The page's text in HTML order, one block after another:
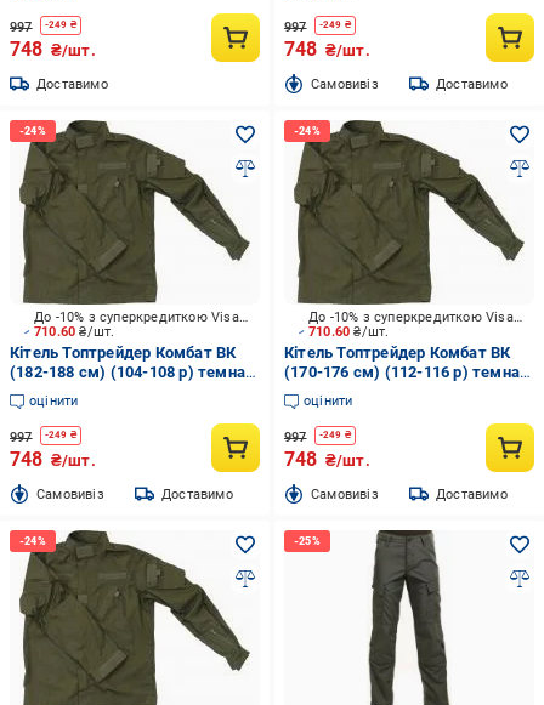
997 -249 ₴
748 ₴/шт.
Доставимо
997 -249 ₴
748 ₴/шт.
Cамовивіз Доставимо
710.60₴/шт.
До -10% з суперкредиткою Visa Вигода
Кітель Топтрейдер Комбат ВК
(182-188 см) (104-108 р) темна-
олива р.L
оцінити
997 -249 ₴
748 ₴/шт.
Cамовивіз Доставимо
710.60₴/шт.
До -10% з суперкредиткою Visa Вигода
Кітель Топтрейдер Комбат ВК
(170-176 см) (112-116 р) темна-
олива р.XL
оцінити
997 -249 ₴
748 ₴/шт.
Cамовивіз Доставимо